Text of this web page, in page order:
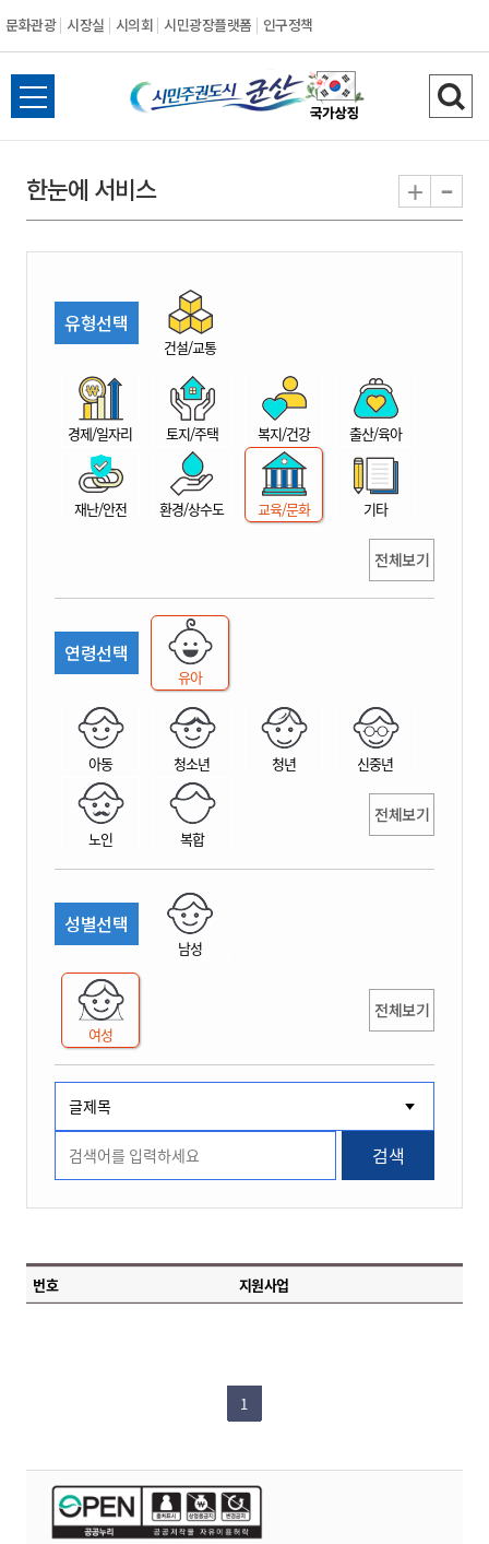
문화관광 시장실 시의회 시민광장플랫폼 인구정책
시
민
권
시
산
전
체
뉴
열
검
색
기
한눈에 서비스 + -
유형선택
건설/교통
경제/일자리 토지/주택 복지/건강 출산/육아
재난/안전 환경/상수도 교육/문화 기타
전체보기
연령선택
유아
아동 청소년 청년 신중년
노인 복합
전체보기
성별선택
남성
여성
전체보기
검색
번호 지원사업
1